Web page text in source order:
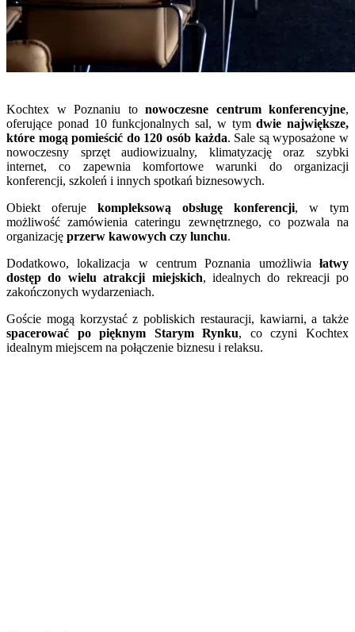
Kochtex w Poznaniu to nowoczesne centrum konferencyjne,
oferujące ponad 10 funkcjonalnych sal, w tymdwie największe,
które mogą pomieścić do 120 osób każda. Sale są wyposażone w
nowoczesny sprzęt audiowizualny, klimatyzację oraz szybki
internet, co zapewnia komfortowe warunki do organizacji
konferencji, szkoleń i innych spotkań biznesowych.
Obiekt oferuje kompleksową obsługę konferencji, w tym
możliwość zamówienia cateringu zewnętrznego, co pozwala na
organizację przerw kawowych czy lunchu.
Dodatkowo, lokalizacja w centrum Poznania umożliwia łatwy
dostęp do wielu atrakcji miejskich, idealnych do rekreacji po
zakończonych wydarzeniach.
Goście mogą korzystać z pobliskich restauracji, kawiarni, a także
spacerować po pięknym Starym Rynku, co czyni Kochtex
idealnym miejscem na połączenie biznesu i relaksu.